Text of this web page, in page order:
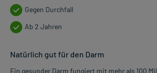
Gegen Durchfall
Ab 2 Jahren
Natürlich gut für den Darm
Ein gesunder Darm fungiert mit mehr als 100